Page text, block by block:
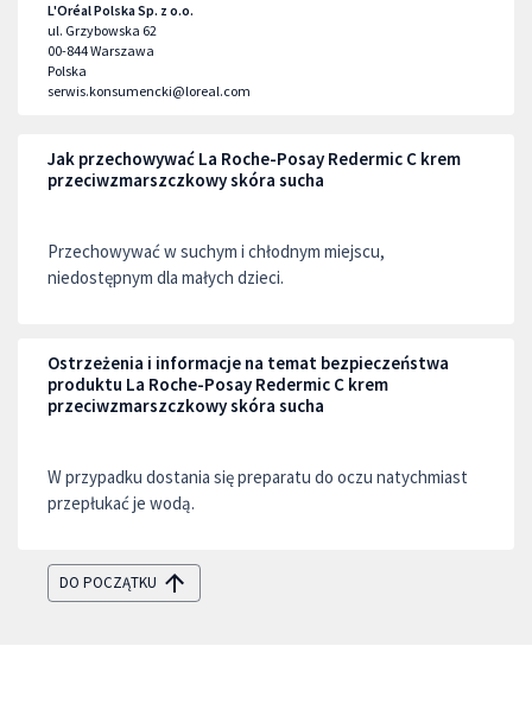
L'Oréal Polska Sp. z o.o.
ul. Grzybowska 62
00-844Warszawa
Polska
serwis.konsumencki@loreal.com
Jak przechowywać La Roche-Posay Redermic C krem
przeciwzmarszczkowy skóra sucha
Przechowywać w suchym i chłodnym miejscu,
niedostępnym dla małych dzieci.
Ostrzeżenia i informacje na temat bezpieczeństwa
produktu La Roche-Posay Redermic C krem
przeciwzmarszczkowy skóra sucha
W przypadku dostania się preparatu do oczu natychmiast
przepłukać je wodą.
DO POCZĄTKU